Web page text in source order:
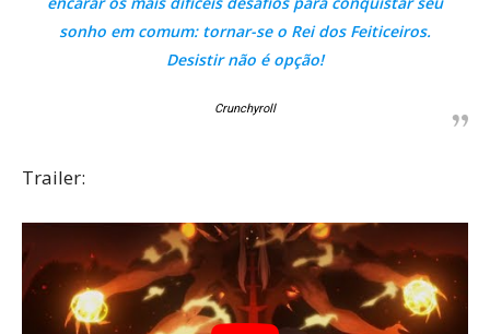
sonho em comum: tornar-se o Rei dos Feiticeiros.
Desistir não é opção!
Crunchyroll
Trailer: